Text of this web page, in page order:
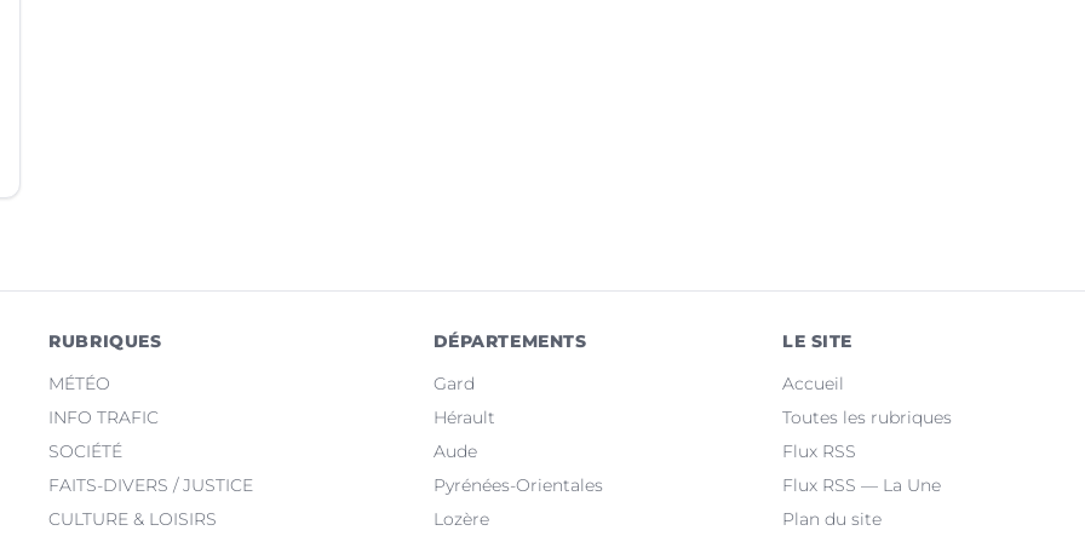
RUBRIQUES
MÉTÉO
INFO TRAFIC
SOCIÉTÉ
FAITS-DIVERS / JUSTICE
CULTURE & LOISIRS
DÉPARTEMENTS
Gard
Hérault
Aude
Pyrénées-Orientales
Lozère
LE SITE
Accueil
Toutes les rubriques
Flux RSS
Flux RSS — La Une
Plan du site